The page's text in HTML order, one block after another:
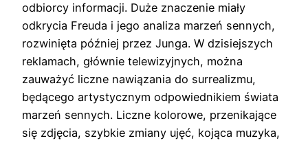
odbiorcy informacji. Duże znaczenie miały
odkrycia Freuda i jego analiza marzeń sennych,
rozwinięta później przez Junga. W dzisiejszych
reklamach, głównie telewizyjnych, można
zauważyć liczne nawiązania do surrealizmu,
będącego artystycznym odpowiednikiem świata
marzeń sennych. Liczne kolorowe, przenikające
się zdjęcia, szybkie zmiany ujęć, kojąca muzyka,